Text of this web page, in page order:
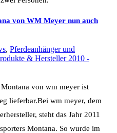
von WM Meyer nun auch
, Pferdeanhänger und
& Hersteller 2010 -
von wm meyer ist
lieferbar.Bei wm meyer, dem
steht das Jahr 2011
Montana. So wurde im